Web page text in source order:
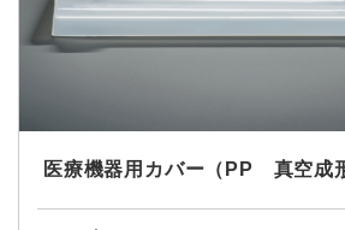
医療機器用カバー（PP 真空成